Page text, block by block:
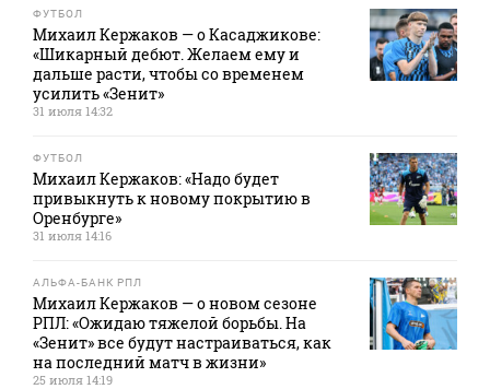
ФУТБОЛ
Михаил Кержаков — о Касаджикове:
«Шикарный дебют. Желаем ему и
дальше расти, чтобы со временем
усилить «Зенит»
31 июля 14:32
ФУТБОЛ
Михаил Кержаков: «Надо будет
привыкнуть к новому покрытию в
Оренбурге»
31 июля 14:16
АЛЬФА-БАНК РПЛ
Михаил Кержаков — о новом сезоне
РПЛ: «Ожидаю тяжелой борьбы. На
«Зенит» все будут настраиваться, как
на последний матч в жизни»
25 июля 14:19